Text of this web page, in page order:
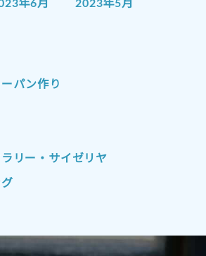
年6月 2023年5月
年9月
年12月 2021年11月
年9月
年12月 2020年11月
パン作り
リー・サイゼリヤ